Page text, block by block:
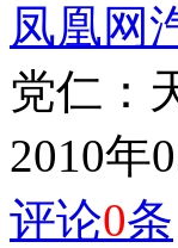
凤凰网
党仁：
2010年
评论0条